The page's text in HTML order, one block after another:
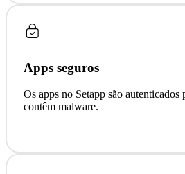
Apps seguros
Os apps no Setapp são autenticados
contêm malware.